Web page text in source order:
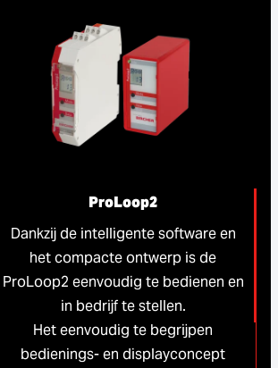
ProLoop2
Dankzij de intelligente software en
het compacte ontwerp is de
ProLoop2 eenvoudig te bedienen en
in bedrijf te stellen.
Het eenvoudig te begrijpen
bedienings- en displayconcept